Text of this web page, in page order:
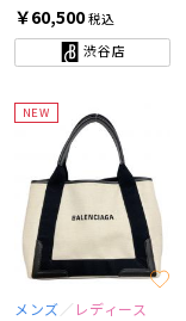
￥60,500税込
渋谷店
NEW
メンズ
レディース